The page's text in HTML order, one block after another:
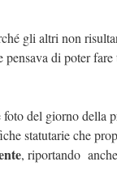
gli altri non
di poter
del giorno della
statutarie che
, riportando